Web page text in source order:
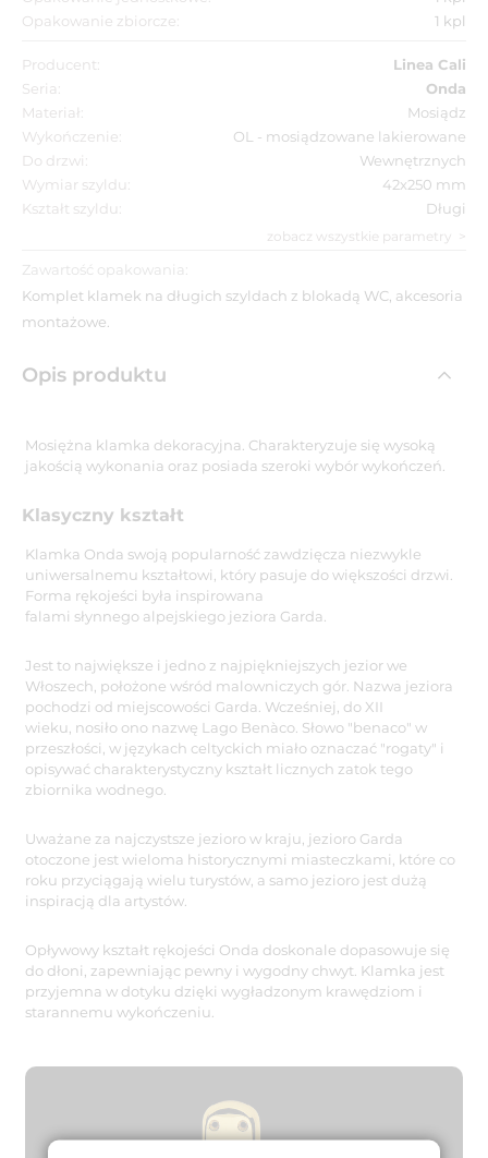
Opakowanie zbiorcze:
1 kpl
Producent:
Linea Cali
Seria:
Onda
Materiał:
Mosiądz
Wykończenie:
OL - mosiądzowane lakierowane
Do drzwi:
Wewnętrznych
Wymiar szyldu:
42x250 mm
Kształt szyldu:
Długi
zobacz wszystkie parametry
Zawartość opakowania:
Komplet klamek na długich szyldach z blokadą WC, akcesoria
montażowe.
Opis produktu
Mosiężna klamka dekoracyjna. Charakteryzuje się wysoką
jakością wykonania oraz posiada szeroki wybór wykończeń.
Klasyczny kształt
Klamka Onda swoją popularność zawdzięcza niezwykle
uniwersalnemu kształtowi, który pasuje do większości drzwi.
Forma rękojeści była inspirowana
falami słynnego alpejskiego jeziora Garda.
Jest to największe i jedno z najpiękniejszych jezior we
Włoszech, położone wśród malowniczych gór. Nazwa jeziora
pochodzi od miejscowości Garda. Wcześniej, do XII
wieku, nosiło ono nazwę Lago Benàco. Słowo "benaco" w
przeszłości, w językach celtyckich miało oznaczać "rogaty" i
opisywać charakterystyczny kształt licznych zatok tego
zbiornika wodnego.
Uważane za najczystsze jezioro w kraju, jezioro Garda
otoczone jest wieloma historycznymi miasteczkami, które co
roku przyciągają wielu turystów, a samo jezioro jest dużą
inspiracją dla artystów.
Opływowy kształt rękojeści Onda doskonale dopasowuje się
do dłoni, zapewniając pewny i wygodny chwyt. Klamka jest
przyjemna w dotyku dzięki wygładzonym krawędziom i
starannemu wykończeniu.